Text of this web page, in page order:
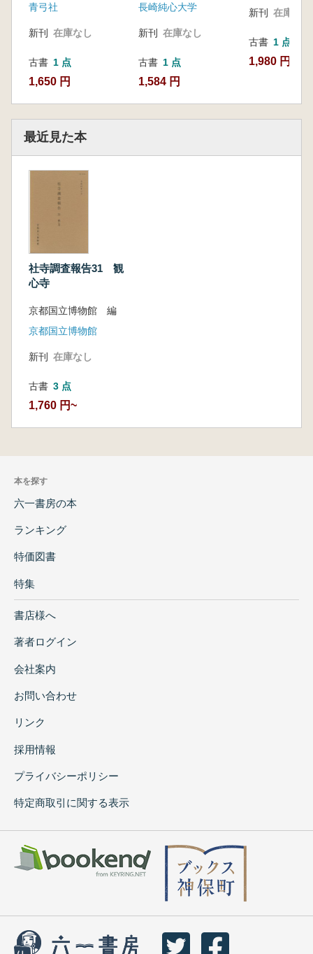
青弓社
新刊 在庫なし
古書 1 点
1,650 円
長崎純心大学
新刊 在庫なし
古書 1 点
1,584 円
新刊 在庫なし
古書 1 点
1,980 円
最近見た本
社寺調査報告31 観
心寺
京都国立博物館 編
京都国立博物館
新刊 在庫なし
古書 3 点
1,760 円~
本を探す
六一書房の本
ランキング
特価図書
特集
書店様へ
著者ログイン
会社案内
お問い合わせ
リンク
採用情報
プライバシーポリシー
特定商取引に関する表示